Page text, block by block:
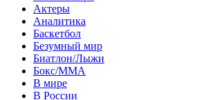
Актеры
Аналитика
Баскетбол
Безумный мир
Биатлон/Лыжи
Бокс/MMA
В мире
В России